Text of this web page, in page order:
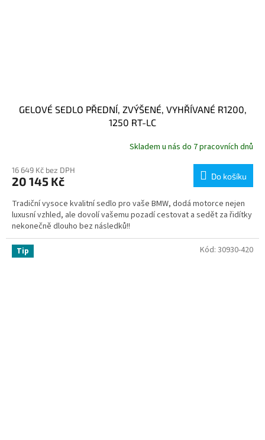
GELOVÉ SEDLO PŘEDNÍ, ZVÝŠENÉ, VYHŘÍVANÉ R1200,
1250 RT-LC
Skladem u nás do 7 pracovních dnů
16 649 Kč bez DPH
20 145 Kč Do košíku
Tradiční vysoce kvalitní sedlo pro vaše BMW, dodá motorce nejen
luxusní vzhled, ale dovolí vašemu pozadí cestovat a sedět za řidítky
nekonečně dlouho bez následků!!
Tip Kód: 30930-420